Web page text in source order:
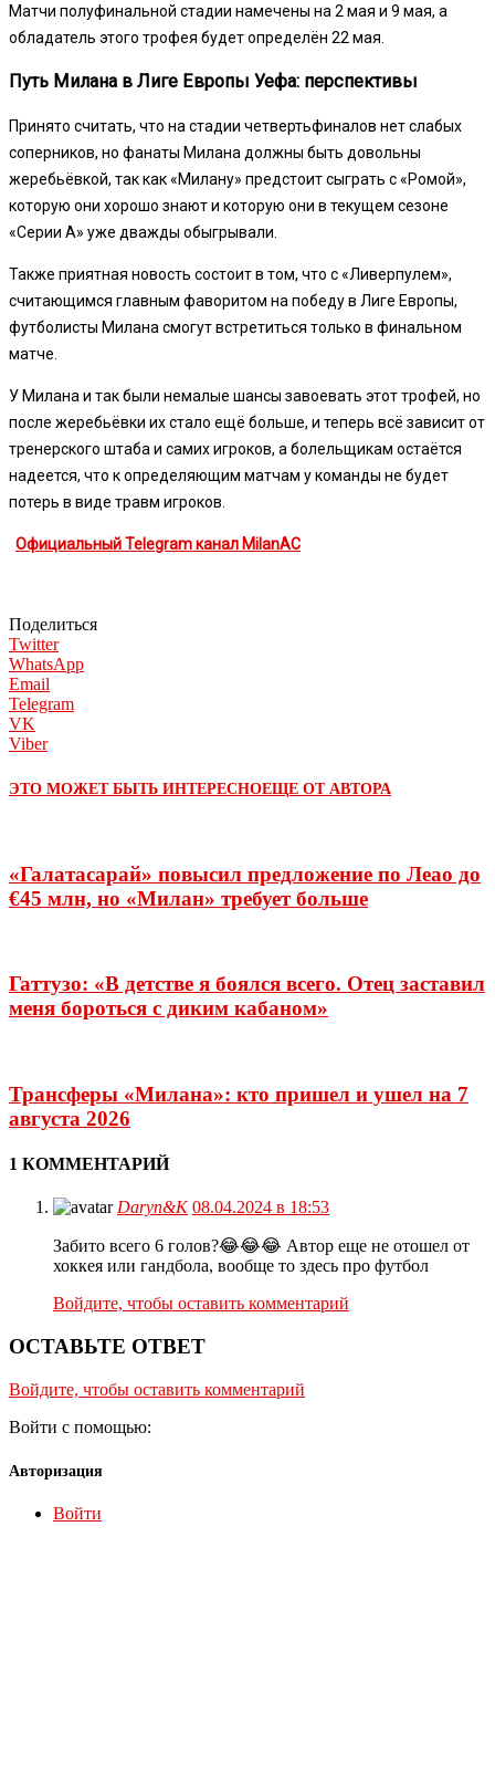
Матчи полуфинальной стадии намечены на 2 мая и 9 мая, а
обладатель этого трофея будет определён 22 мая.
Путь Милана в Лиге Европы Уефа: перспективы
Принято считать, что на стадии четвертьфиналов нет слабых
соперников, но фанаты Милана должны быть довольны
жеребьёвкой, так как «Милану» предстоит сыграть с «Ромой»,
которую они хорошо знают и которую они в текущем сезоне
«Серии А» уже дважды обыгрывали.
Также приятная новость состоит в том, что с «Ливерпулем»,
считающимся главным фаворитом на победу в Лиге Европы,
футболисты Милана смогут встретиться только в финальном
матче.
У Милана и так были немалые шансы завоевать этот трофей, но
после жеребьёвки их стало ещё больше, и теперь всё зависит от
тренерского штаба и самих игроков, а болельщикам остаётся
надеется, что к определяющим матчам у команды не будет
потерь в виде травм игроков.
Официальный Telegram канал MilanAC
Поделиться
Twitter
WhatsApp
Email
Telegram
VK
Viber
ЭТО МОЖЕТ БЫТЬ ИНТЕРЕСНОЕЩЕ ОТ АВТОРА
«Галатасарай» повысил предложение по Леао до
€45 млн, но «Милан» требует больше
Гаттузо: «В детстве я боялся всего. Отец заставил
меня бороться с диким кабаном»
Трансферы «Милана»: кто пришел и ушел на 7
августа 2026
1 КОММЕНТАРИЙ
Daryn&K 08.04.2024 в 18:53
Забито всего 6 голов?😂😂😂 Автор еще не отошел от
хоккея или гандбола, вообще то здесь про футбол
Войдите, чтобы оставить комментарий
ОСТАВЬТЕ ОТВЕТ
Войдите, чтобы оставить комментарий
Войти с помощью:
Авторизация
Войти